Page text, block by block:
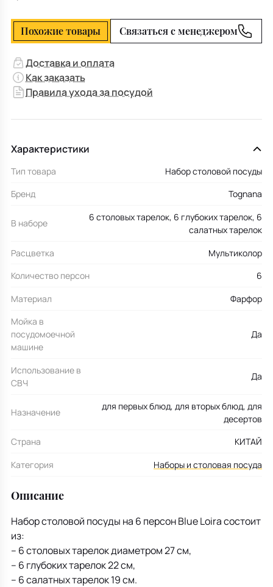
Похожие товары Связаться с менеджером
Доставка и оплата
Как заказать
Правила ухода за посудой
Характеристики
Тип товара
Набор столовой посуды
Бренд
Tognana
В наборе
6 столовых тарелок, 6 глубоких тарелок, 6
салатных тарелок
Расцветка
Мультиколор
Количество персон
6
Материал
Фарфор
Мойка в
посудомоечной
машине
Да
Использование в
СВЧ
Да
Назначение
для первых блюд, для вторых блюд, для
десертов
Страна
КИТАЙ
Категория
Наборы и столовая посуда
Описание
Набор столовой посуды на 6 персон Blue Loira состоит
из:
– 6 столовых тарелок диаметром 27 см,
– 6 глубоких тарелок 22 см,
– 6 салатных тарелок 19 см.